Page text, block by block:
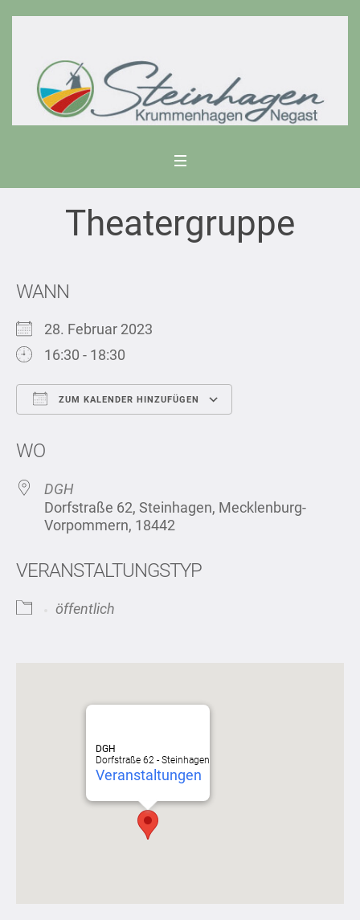
Theatergruppe
WANN
28. Februar 2023
16:30 - 18:30
ZUM KALENDER HINZUFÜGEN
WO
DGH
Dorfstraße 62, Steinhagen, Mecklenburg-
Vorpommern, 18442
VERANSTALTUNGSTYP
öffentlich
DGH
Dorfstraße 62 - Steinhagen
Veranstaltungen